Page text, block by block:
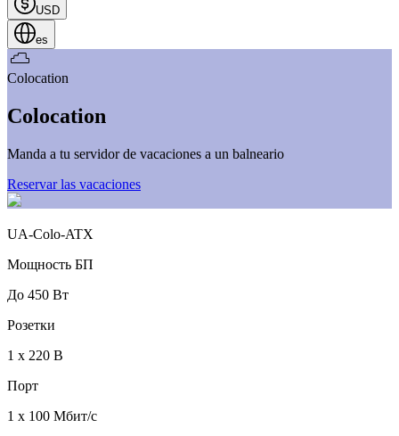
USD
es
Colocation
Colocation
Manda a tu servidor de vacaciones a un balneario
Reservar las vacaciones
UA-Colo-ATX
Мощность БП
До 450 Вт
Розетки
1 х 220 В
Порт
1 х 100 Мбит/с